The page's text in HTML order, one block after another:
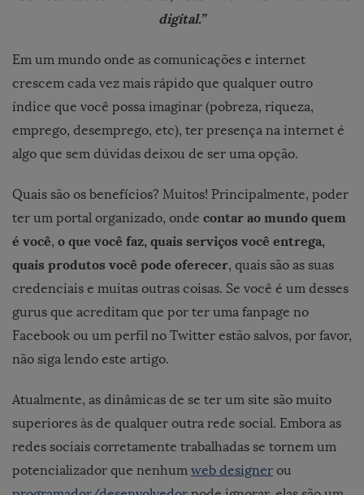
digital.”
Em um mundo onde as comunicações e internet
crescem cada vez mais rápido que qualquer outro
índice que você possa imaginar (pobreza, riqueza,
emprego, desemprego, etc), ter presença na internet é
algo que sem dúvidas deixou de ser uma opção.
Quais são os benefícios? Muitos! Principalmente, poder
ter um portal organizado, onde contar ao mundo quem
é você, o que você faz, quais serviços você entrega,
quais produtos você pode oferecer, quais são as suas
credenciais e muitas outras coisas. Se você é um desses
gurus que acreditam que por ter uma fanpage no
Facebook ou um perfil no Twitter estão salvos, por favor,
não siga lendo este artigo.
Atualmente, as dinâmicas de se ter um site são muito
superiores às de qualquer outra rede social. Embora as
redes sociais corretamente trabalhadas se tornem um
potencializador que nenhum web designer ou